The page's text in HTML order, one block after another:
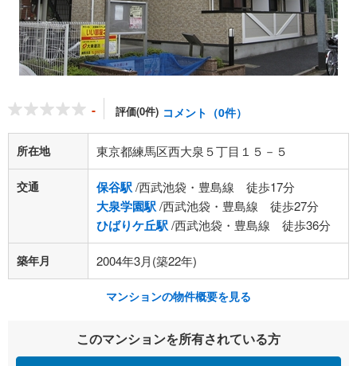
- 評価(0件) コメント（0件）
所在地 東京都練馬区西大泉５丁目１５－５
交通 保谷駅/西武池袋・豊島線 徒歩17分
大泉学園駅/西武池袋・豊島線 徒歩27分
ひばりケ丘駅/西武池袋・豊島線 徒歩36分
築年月 2004年3月(築22年)
マンションの物件概要を見る
このマンションを所有されている方